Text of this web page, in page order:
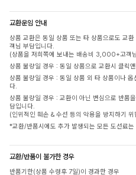
교환운임 안내
상품 교환은 동일 상품 또는 타 상품으로도 교
객님 부담입니다.
(상품을 저희쪽에 보내는 배송비 3,000+고객
상품 불량일 경우 : 동일 상품으로 교환시 클릭
상품 불량일 경우 : 동일 상품 외 타 상품이나
다.
상품 불량일 경우 : 교환이 아닌 변심으로 반
담입니다.
(인위적인 훼손 & 수선 등의 악용을 방지하기
*교환/반품시에도 추가 발생되는 모든 도선료는
교환/반품이 불가한 경우
반품기한(상품 수령후 7일)이 경과한 경우